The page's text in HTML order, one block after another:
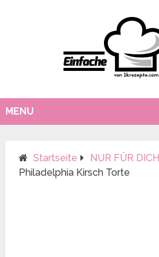
MENU
Startseite
NUR FÜR DICH
Philadelphia Kirsch Torte